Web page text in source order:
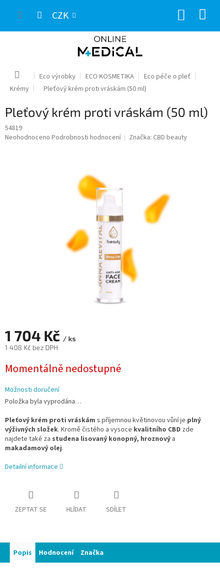
CZK
Domů Eco výrobky ECO KOSMETIKA
Eco péče o pleť
Krémy
Pleťový krém proti vráskám (50 ml)
Pleťový krém proti vráskám (50 ml)
54819
Průměrné
Neohodnoceno Podrobnosti hodnocení Značka: CBD beauty
1 704 Kč / ks
1 408 Kč bez DPH
cena:
Momentálně nedostupné
Možnosti doručení
Položka byla vyprodána…
Pleťový krém proti vráskám s příjemnou květinovou vůní je plný
výživných složek. Kromě čistého a vysoce kvalitního CBD zde
najdete také za studena lisovaný konopný, hroznový a
makadamový olej.
Detailní informace
ZEPTAT SE HLÍDAT SDÍLET
Popis Hodnocení Značka